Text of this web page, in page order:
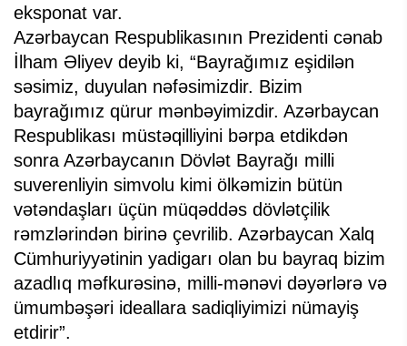
eksponat var.
Azərbaycan Respublikasının Prezidenti cənab
İlham Əliyev deyib ki, “Bayrağımız eşidilən
səsimiz, duyulan nəfəsimizdir. Bizim
bayrağımız qürur mənbəyimizdir. Azərbaycan
Respublikası müstəqilliyini bərpa etdikdən
sonra Azərbaycanın Dövlət Bayrağı milli
suverenliyin simvolu kimi ölkəmizin bütün
vətəndaşları üçün müqəddəs dövlətçilik
rəmzlərindən birinə çevrilib. Azərbaycan Xalq
Cümhuriyyətinin yadigarı olan bu bayraq bizim
azadlıq məfkurəsinə, milli-mənəvi dəyərlərə və
ümumbəşəri ideallara sadiqliyimizi nümayiş
etdirir”.